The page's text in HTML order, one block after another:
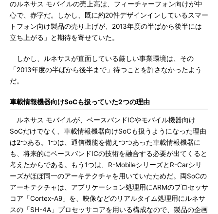
のルネサス モバイルの売上高は、フィーチャーフォン向けが中
心で、赤字だ。しかし、既に約20件デザインインしているスマー
トフォン向け製品の売り上げが、2013年度の半ばから後半には
立ち上がる」と期待を寄せていた。
しかし、ルネサスが直面している厳しい事業環境は、その
「2013年度の半ばから後半まで」待つことを許さなかったよう
だ。
車載情報機器向けSoCも扱っていた2つの理由
ルネサス モバイルが、ベースバンドICやモバイル機器向け
SoCだけでなく、車載情報機器向けSoCも扱うようになった理由
は2つある。1つは、通信機能を備えつつあった車載情報機器に
も、将来的にベースバンドICの技術を融合する必要が出てくると
考えたからである。もう1つは、R-MobileシリーズとR-Carシリ
ーズがほぼ同一のアーキテクチャを用いていたためだ。両SoCの
アーキテクチャは、アプリケーション処理用にARMのプロセッサ
コア「Cortex-A9」を、映像などのリアルタイム処理用にルネサ
スの「SH-4A」プロセッサコアを用いる構成なので、製品の企画